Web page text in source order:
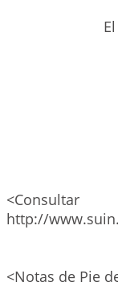
http://
<Notas de Pie